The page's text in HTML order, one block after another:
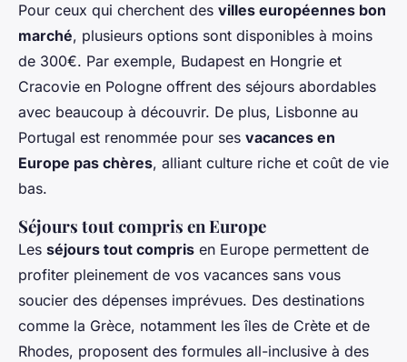
Pour ceux qui cherchent des villes européennes bon
marché, plusieurs options sont disponibles à moins
de 300€. Par exemple, Budapest en Hongrie et
Cracovie en Pologne offrent des séjours abordables
avec beaucoup à découvrir. De plus, Lisbonne au
Portugal est renommée pour ses vacances en
Europe pas chères, alliant culture riche et coût de vie
bas.
Séjours tout compris en Europe
Les séjours tout compris en Europe permettent de
profiter pleinement de vos vacances sans vous
soucier des dépenses imprévues. Des destinations
comme la Grèce, notamment les îles de Crète et de
Rhodes, proposent des formules all-inclusive à des